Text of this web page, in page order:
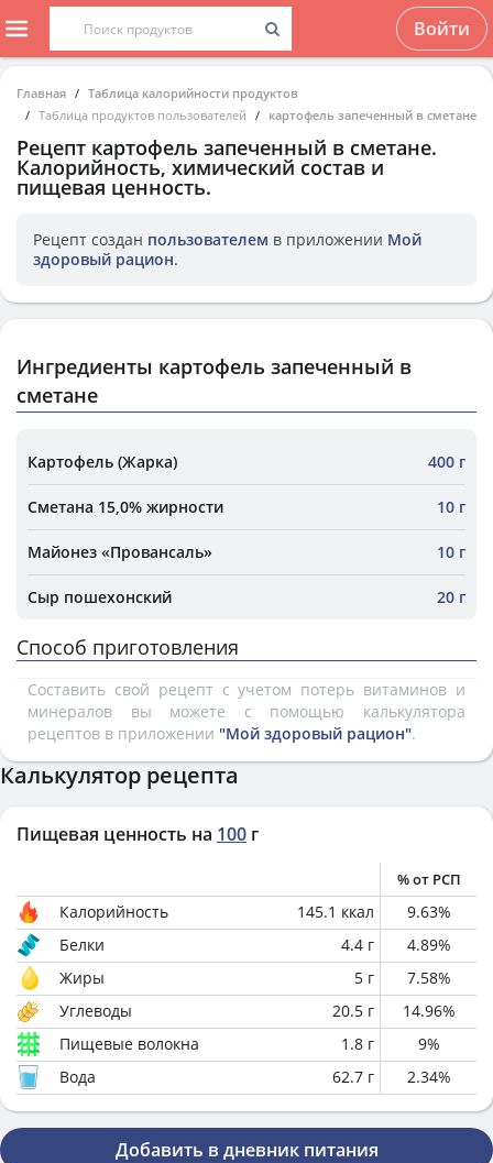
Войти
Главная
Таблица калорийности продуктов
Таблица продуктов пользователей
картофель запеченный в сметане
Рецепт картофель запеченный в сметане.
Калорийность, химический состав и
пищевая ценность.
Рецепт создан пользователем в приложении Мой
здоровый рацион.
Ингредиенты картофель запеченный в
сметане
Картофель (Жарка) 400 г
Сметана 15,0% жирности 10 г
Майонез «Провансаль» 10 г
Сыр пошехонский 20 г
Способ приготовления
Составить свой рецепт с учетом потерь витаминов и
минералов вы можете с помощью калькулятора
рецептов в приложении "Мой здоровый рацион".
Калькулятор рецепта
Пищевая ценность на 100 г
% от РСП
Калорийность 145.1 ккал 9.63%
Белки
4.4 г 4.89%
Жиры
5 г 7.58%
Углеводы
20.5 г 14.96%
Пищевые волокна
1.8 г 9%
Вода
62.7 г 2.34%
Добавить в дневник питания